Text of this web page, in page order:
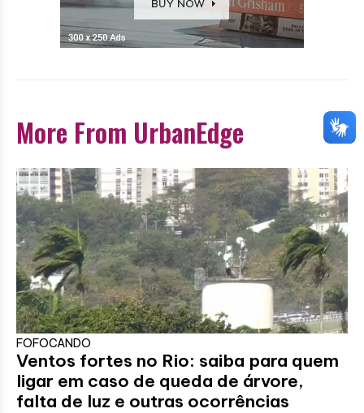
More From UrbanEdge
FOFOCANDO
Ventos fortes no Rio: saiba para quem
ligar em caso de queda de árvore,
falta de luz e outras ocorrências